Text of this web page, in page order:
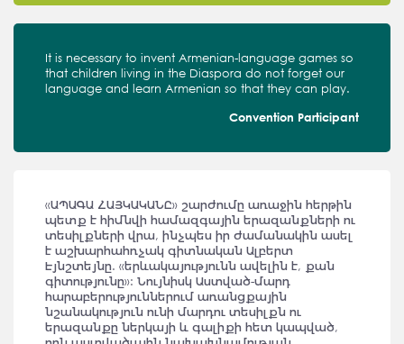
It is necessary to invent Armenian-language games so
that children living in the Diaspora do not forget our
language and learn Armenian so that they can play.
Convention Participant
«ԱՊԱԳԱ ՀԱՅԿԱԿԱՆԸ» շարժումը առաջին հերթին
պետք է հիմնվի համազգային երազանքների ու
տեսիլքների վրա, ինչպես իր ժամանակին ասել
է աշխարհահռչակ գիտնական Ալբերտ
Էյնշտեյնը. «երևակայությունն ավելին է, քան
գիտությունը»: Նույնիսկ Աստված-մարդ
հարաբերություններում առանցքային
նշանակություն ունի մարդու տեսիլքն ու
երազանքը ներկայի և գալիքի հետ կապված,